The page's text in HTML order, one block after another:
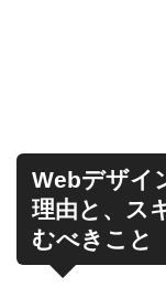
Webデザイ
理由と、ス
むべきこと